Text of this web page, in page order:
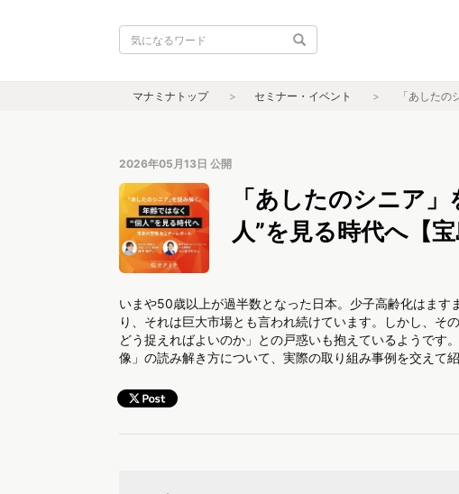
マナミナトップ セミナー・イベント 「あした
2026年05月13日 公開
「あしたのシニア
人”を見る時代へ【
いまや50歳以上が過半数となった日本。少子高齢化はま
り、それは巨大市場とも言われ続けています。しかし、そ
どう捉えればよいのか」との戸惑いも抱えているようです
像」の読み解き方について、実際の取り組み事例を交えて